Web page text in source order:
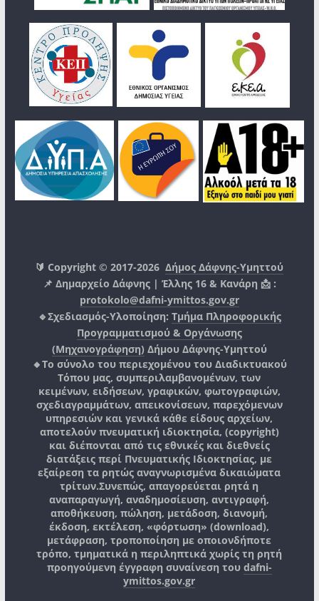
🔰 Copyright © 2017-2026Δήμος Δάφνης-Υμηττού
📌 Δημαρχείο Δάφνης | Έλλης 16 & Κανάρη 📩 :
protokolo@dafni-ymittos.gov.gr
🔹Σχεδιασμός-Υλοποίηση: Τμήμα Πληροφορικής
Προγραμματισμού & Οργάνωσης
(Μηχανογράφηση) Δήμου Δάφνης-Υμηττού
🔸Το σύνολο του περιεχομένου του Διαδικτυακού
Τόπου μας, συμπεριλαμβανομένων, των
κειμένων, ειδήσεων, γραφικών, φωτογραφιών,
σχεδιαγραμμάτων, απεικονίσεων, παρεχόμενων
υπηρεσιών και γενικά κάθε είδους αρχείων,
αποτελούν πνευματική ιδιοκτησία, (copyright)
και διέπονται από τις εθνικές και διεθνείς
διατάξεις περί Πνευματικής Ιδιοκτησίας, με
εξαίρεση τα ρητώς αναγνωρισμένα δικαιώματα
τρίτων.Συνεπώς, απαγορεύεται ρητά η
αναπαραγωγή, αναδημοσίευση, αντιγραφή,
αποθήκευση, πώληση, μετάδοση, διανομή,
έκδοση, εκτέλεση, «φόρτωση» (download),
μετάφραση, τροποποίηση με οποιονδήποτε
τρόπο, τμηματικά η περιληπτικά χωρίς τη ρητή
προηγούμενη έγγραφη συναίνεση του dafni-
ymittos.gov.gr